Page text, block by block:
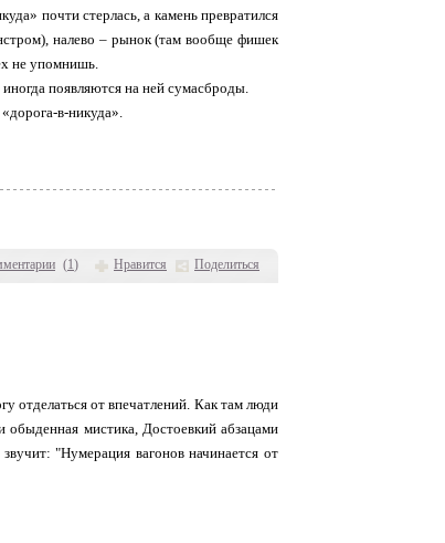
(1) Нравится Поделиться
почти стерлась, а камень превратился
налево – рынок (там вообще фишек
не упомнишь.
появляются на ней сумасброды.
в-никуда».
отделаться от впечатлений. Как там люди
мистика, Достоевкий абзацами
"Нумерация вагонов начинается от